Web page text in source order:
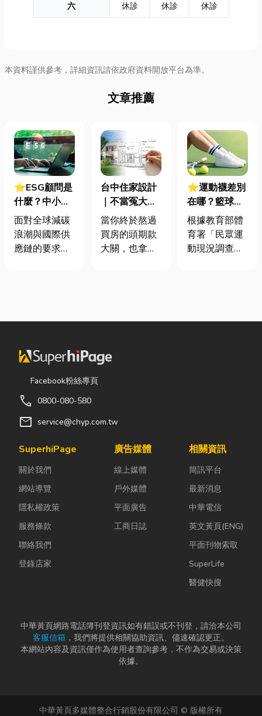
六
休診 休診 休診
本資料謹供參考，詳細資訊請依政府資料開放平台為準。
文章推薦
⭐ESG顧問是
什麼？中小企
業挑選四大永
續顧問服務的
實用指南
面對全球減碳
浪潮與國際供
應鏈的要求，
要求提供「碳
「永續報告
書」。這讓不
少傳產老闆感
底 ESG 永續是
什麼？我們公
真的需要找
嗎？」 其
實，...
台中住家設計
｜不當冤大
頭！教你新家
該如何聰明裝
潢！
當你終於熬過
買房的頭期款
大關，也拿到
經浮現各種美
人沙發、落地
充滿儀式感的
等一下！在踩
很深的領域之
前，很多...
⭐運動襪差別
在哪？籃球、
慢跑、排球襪
挑選全攻略，
穿對了運動不
根據教育部體
育署「民眾運
動現況調查」
與各類球類運
抓一雙幾十元
上場。 「運動
鞋就像...
Facebook粉絲專頁
call 0800-080-580
mail service@chyp.com.tw
SuperhiPage
關於我們
網站導覽
隱私權政策
服務條款
聯絡我們
登錄店家
廣告媒體
線上媒體
戶外媒體
平面廣告
工商日誌
相關資訊
簡訊平台
最新消息
中華電信
英文黃頁(ENG)
平面刊物索取
SuperLife
醫健快搜
中華黃頁網路電話簿刊登資訊如有錯誤或不刊登，請洽本公司
客服信箱 ，我們將提供相關協助資訊、儘速確認更正。
本網站內容及資訊僅作為使用者查詢參考，不作為交易或決策
依據。
中華黃頁多媒體整合行銷股份有限公司 © 版權所有